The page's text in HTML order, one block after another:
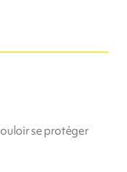
se protéger